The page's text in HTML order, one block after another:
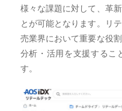
様々な課題に対して、革
とが可能となります。リ
売業界において重要な役
分析・活用を支援するこ
す。